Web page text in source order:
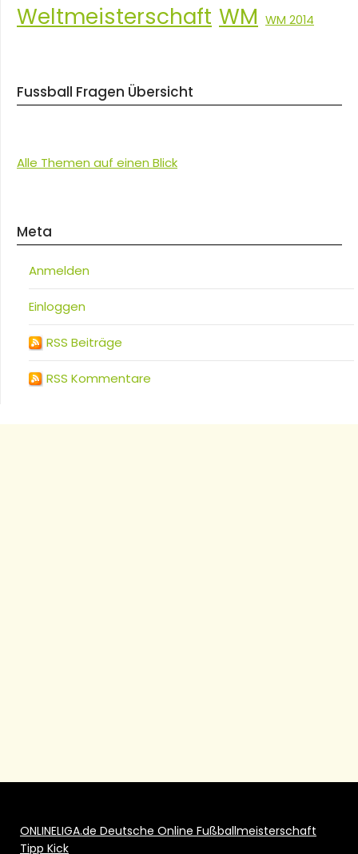
Weltmeisterschaft WM WM 2014
Fussball Fragen Übersicht
Alle Themen auf einen Blick
Meta
Anmelden
Einloggen
RSS Beiträge
RSS Kommentare
ONLINELIGA.de Deutsche Online Fußballmeisterschaft
Tipp Kick